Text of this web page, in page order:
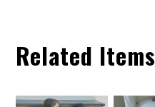
Related Items